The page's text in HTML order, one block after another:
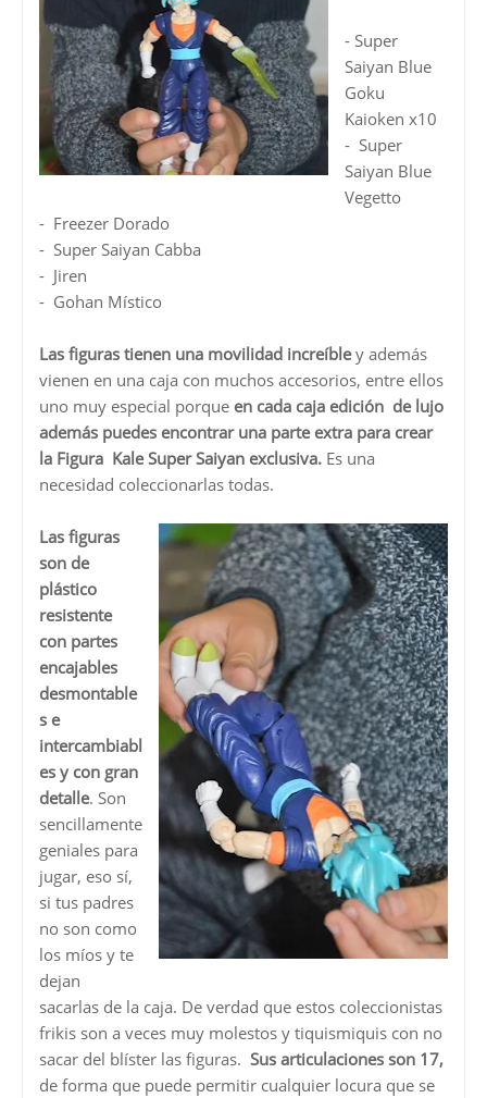
- Super
Saiyan Blue
Goku
Kaioken x10
- Super
Saiyan Blue
Vegetto
- Freezer Dorado
- Super Saiyan Cabba
- Jiren
- Gohan Místico
Las figuras tienen una movilidad increíbley además
vienen en una caja con muchos accesorios, entre ellos
uno muy especial porque en cada caja edición de lujo
además puedes encontrar una parte extra para crear
la Figura Kale Super Saiyan exclusiva. Es una
necesidad coleccionarlas todas.
Las figuras
son de
plástico
resistente
con partes
encajables
desmontable
s e
intercambiabl
es y con gran
detalle. Son
sencillamente
geniales para
jugar, eso sí,
si tus padres
no son como
los míos y te
dejan
sacarlas de la caja. De verdad que estos coleccionistas
frikis son a veces muy molestos y tiquismiquis con no
sacar del blíster las figuras. Sus articulaciones son 17,
de forma que puede permitir cualquier locura que se